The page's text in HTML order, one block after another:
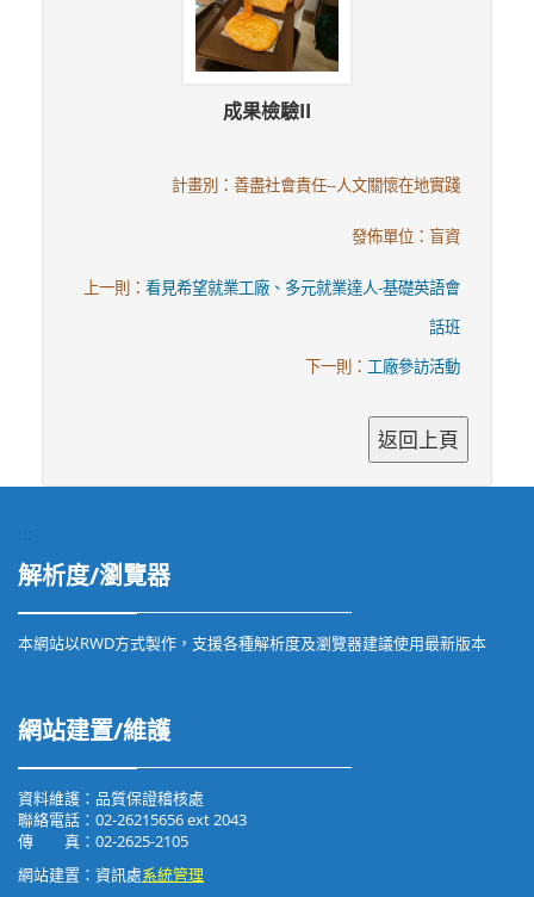
成果檢驗II
計畫別：善盡社會責任--人文關懷在地實踐
發佈單位：盲資
上一則：看見希望就業工廠、多元就業達人-基礎英語會
話班
下一則： 工廠參訪活動
解析度/瀏覽器
本網站以RWD方式製作，支援各種解析度及瀏覽器建議使用最新版本
網站建置/維護
資料維護：品質保證稽核處
聯絡電話：02-26215656 ext 2043
傳 真：02-2625-2105
網站建置：資訊處系統管理